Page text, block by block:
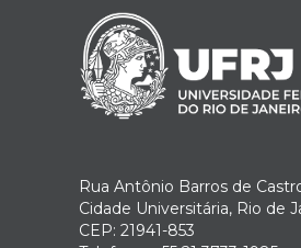
Rua Antônio Barros de
Cidade Universitária, Rio de
CEP: 21941-853